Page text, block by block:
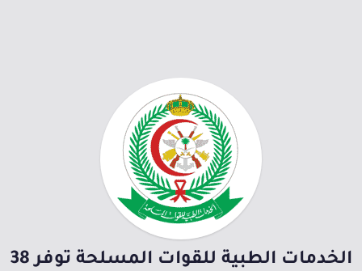
الخدمات الطبية للقوات المسلحة توفر 38